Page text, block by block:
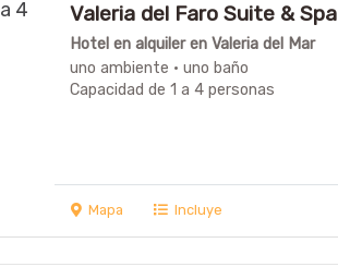
Valeria del Faro Suite & Spa
Hotel en alquiler en Valeria del Mar
uno ambiente · uno baño
Capacidad de 1 a 4 personas
Mapa Incluye